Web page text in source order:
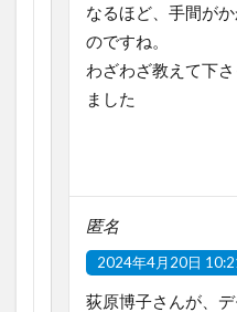
なるほど、手間が
のですね。
わざわざ教えて下
ました
匿名
2024年4月20日
荻原博子さんが、